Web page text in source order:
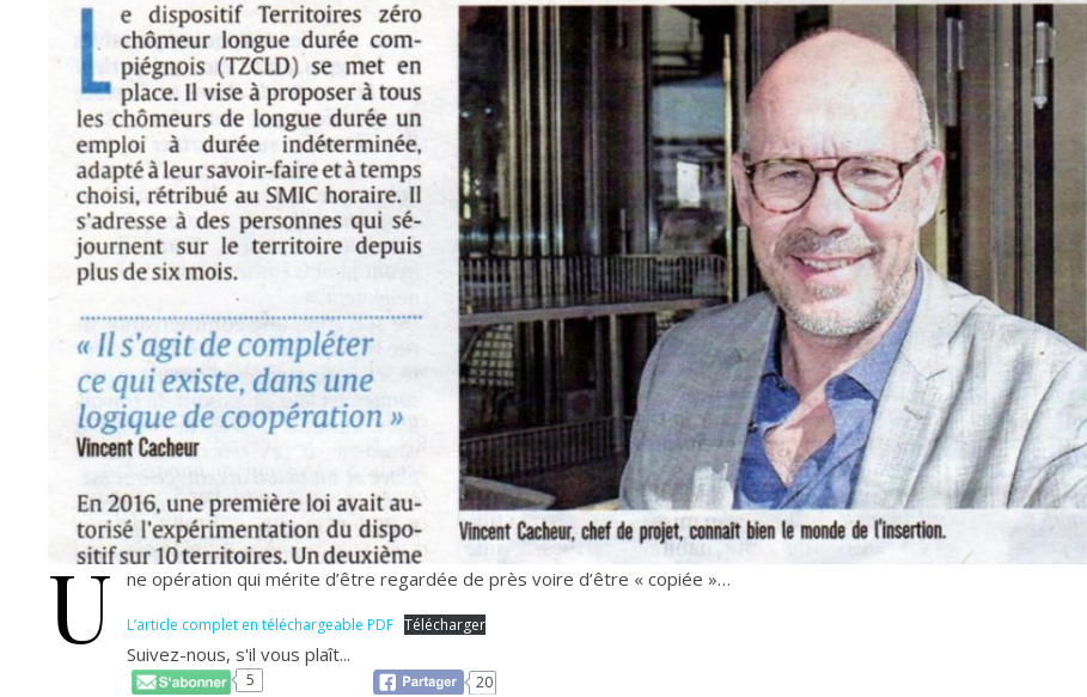
U ne opération qui mérite d’être regardée de près voire d’être « copiée »…
L’article complet en téléchargeable PDF Télécharger
Suivez-nous, s'il vous plaît...
5 20